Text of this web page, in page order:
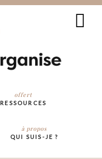
offert
RESSOURCES
à propos
QUI SUIS-JE ?